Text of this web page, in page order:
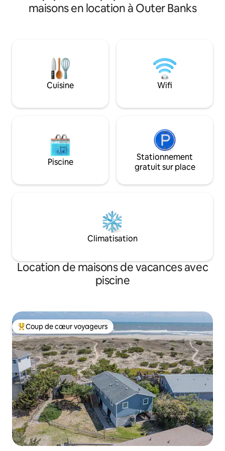
meublée et approvisionnée, c'est votre
lieu d'escapade OBX idéal ! Situé dans un
Promenez-vous tranquillement dans le
quartier serein pour rejoindre la zone
pittoresque de « Sound », où un
charmant belvédère vous attend pour
Nous vous accueillons chaleureusement
escapade
Devil Hills, vous
la plage avec un
haut de la rue.
profiter de tout le
et la commodité
COMPAGNIE
maisons en location à Outer Banks
Cuisine Wifi
Piscine
Stationnement
gratuit sur place
Climatisation
Location de maisons de vacances avec
piscine
Coups de cœur voyageurs les plus appréciés
Coup de cœur voyageurs